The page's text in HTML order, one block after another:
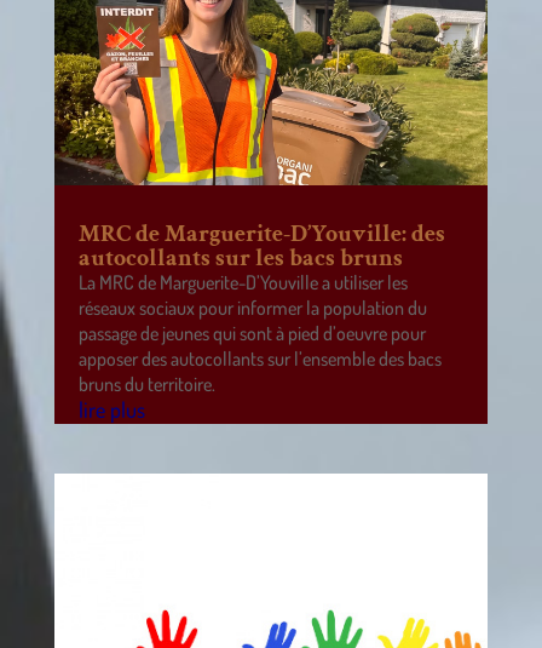
MRC de Marguerite-D’Youville: des
autocollants sur les bacs bruns
La MRC de Marguerite-D’Youville a utiliser les
réseaux sociaux pour informer la population du
passage de jeunes qui sont à pied d’oeuvre pour
apposer des autocollants sur l’ensemble des bacs
bruns du territoire.
lire plus